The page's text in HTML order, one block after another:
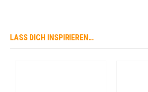
LASS DICH INSPIRIEREN...